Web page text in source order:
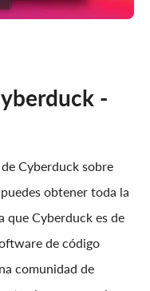
-
Cyberduck sobre
obtener toda la
que Cyberduck es de
de código
comunidad de